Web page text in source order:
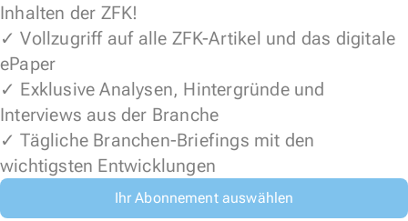
Inhalten der ZFK!
✓ Vollzugriff auf alle ZFK-Artikel und das digitale
ePaper
✓ Exklusive Analysen, Hintergründe und
Interviews aus der Branche
✓ Tägliche Branchen-Briefings mit den
wichtigsten Entwicklungen
Ihr Abonnement auswählen